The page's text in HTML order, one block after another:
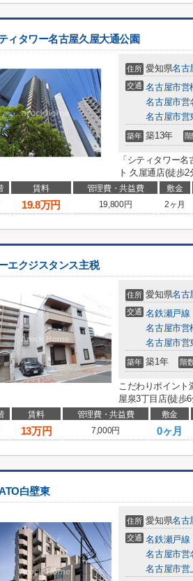
ィタワー名古屋久屋大通公園
住所 愛知県名古
交通 名古屋市営
名古屋市営
名古屋市営
築年 築13年
「シティタワー
ト 久屋通店(徒歩
賃料 管理費・共益費 敷金
19.8万円 19,800円 2ヶ月
エクジスタンス主税
住所 愛知県名古
交通 名鉄瀬戸線
名古屋市営
名古屋市営
築年 築1年 階
こだわりポイント
屋泉3丁目店(徒歩
賃料 管理費・共益費 敷金
13万円 7,000円 0ヶ月
白壁東
住所 愛知県名古
交通 名鉄瀬戸線
名古屋市営
名古屋市営